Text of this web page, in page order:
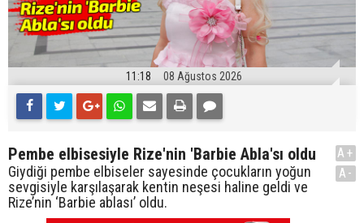
11:18 08 Ağustos 2026
Pembe elbisesiyle Rize'nin 'Barbie Abla'sı oldu
Giydiği pembe elbiseler sayesinde çocukların yoğun
sevgisiyle karşılaşarak kentin neşesi haline geldi ve
Rize’nin ‘Barbie ablası’ oldu.
A+
A-